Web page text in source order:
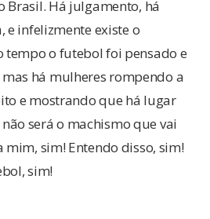
Brasil. Há julgamento, há
e infelizmente existe o
tempo o futebol foi pensado e
há mulheres rompendo a
e mostrando que há lugar
será o machismo que vai
mim, sim! Entendo disso, sim!
sim!